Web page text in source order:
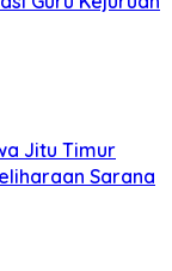
Jitu Timur
Sarana